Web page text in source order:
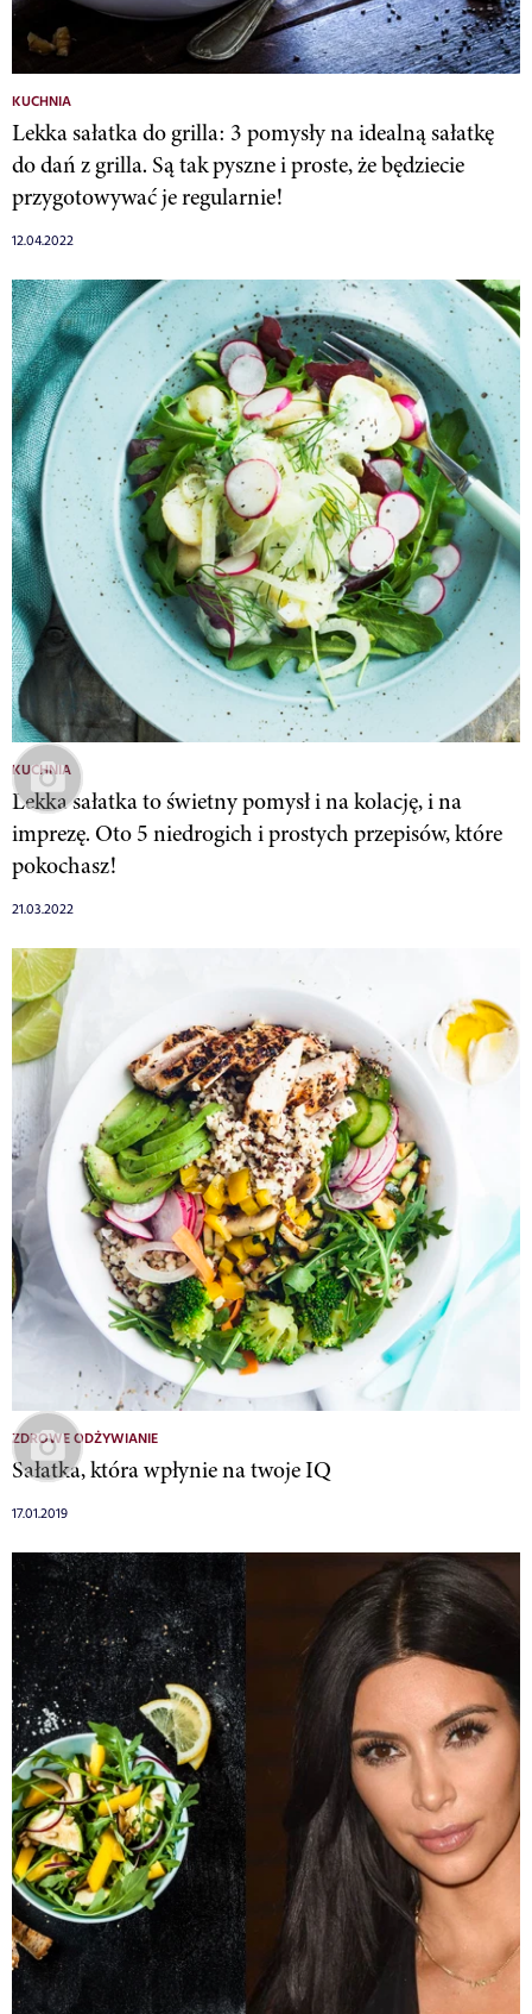
KUCHNIA
Lekka sałatka do grilla: 3 pomysły na idealną sałatkę
do dań z grilla. Są tak pyszne i proste, że będziecie
przygotowywać je regularnie!
12.04.2022
KUCHNIA
Lekka sałatka to świetny pomysł i na kolację, i na
imprezę. Oto 5 niedrogich i prostych przepisów, które
pokochasz!
21.03.2022
ZDROWE ODŻYWIANIE
Sałatka, która wpłynie na twoje IQ
17.01.2019